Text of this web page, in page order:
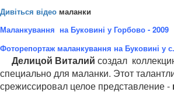
Дивіться відео маланки
Маланкування на Буковині у Горбово - 2009
Фоторепортаж маланкування на Буковині у
Делицой Виталий создал
специально для маланки. Этот
срежиссировал целое представление -